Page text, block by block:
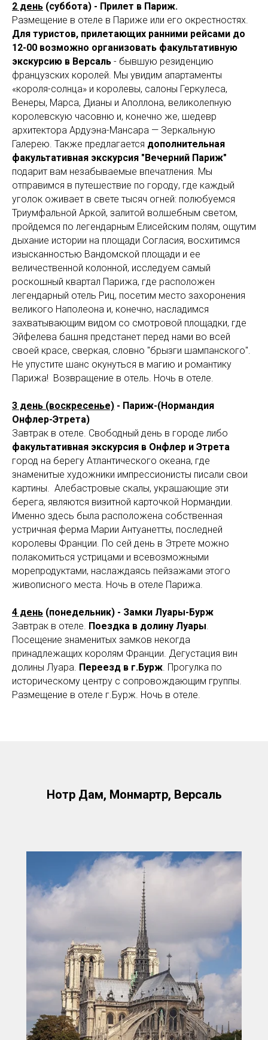
2 день (суббота) - Прилет в Париж.
Размещение в отеле в Париже или его окрестностях.
Для туристов, прилетающих ранними рейсами до
12-00 возможно организовать факультативную
экскурсию в Версаль - бывшую резиденцию
французских королей. Мы увидим апартаменты
«короля-солнца» и королевы, салоны Геркулеса,
Венеры, Марса, Дианы и Аполлона, великолепную
королевскую часовню и, конечно же, шедевр
архитектора Ардуэна-Мансара — Зеркальную
Галерею. Также предлагается дополнительная
факультативная экскурсия "Вечерний Париж"
подарит вам незабываемые впечатления. Мы
отправимся в путешествие по городу, где каждый
уголок оживает в свете тысяч огней: полюбуемся
Триумфальной Аркой, залитой волшебным светом,
пройдемся по легендарным Елисейским полям, ощутим
дыхание истории на площади Согласия, восхитимся
изысканностью Вандомской площади и ее
величественной колонной, исследуем самый
роскошный квартал Парижа, где расположен
легендарный отель Риц, посетим место захоронения
великого Наполеона и, конечно, насладимся
захватывающим видом со смотровой площадки, где
Эйфелева башня предстанет перед нами во всей
своей красе, сверкая, словно "брызги шампанского".
Не упустите шанс окунуться в магию и романтику
Парижа! Возвращение в отель. Ночь в отеле.
3 день (воскресенье) - Париж-(Нормандия
Онфлер-Этрета)
Завтрак в отеле. Свободный день в городе либо
факультативная экскурсия в Онфлер и Этрета
город на берегу Атлантического океана, где
знаменитые художники импрессионисты писали свои
картины. Алебастровые скалы, украшающие эти
берега, являются визитной карточкой Нормандии.
Именно здесь была расположена собственная
устричная ферма Марии Антуанетты, последней
королевы Франции. По сей день в Этрете можно
полакомиться устрицами и всевозможными
морепродуктами, наслаждаясь пейзажами этого
живописного места. Ночь в отеле Парижа.
4 день (понедельник) - Замки Луары-Бурж
Завтрак в отеле. Поездка в долину Луары.
Посещение знаменитых замков некогда
принадлежащих королям Франции. Дегустация вин
долины Луара. Переезд в г.Бурж. Прогулка по
историческому центру с сопровождающим группы.
Размещение в отеле г.Бурж. Ночь в отеле.
Нотр Дам, Монмартр, Версаль